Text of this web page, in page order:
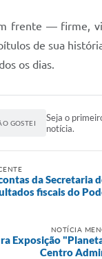
frente — firme,
de sua
os dias.
GOSTEI
Seja o
notícia.
da Secretaria
fiscais do
NOTÍCIA
Exposição
Centro